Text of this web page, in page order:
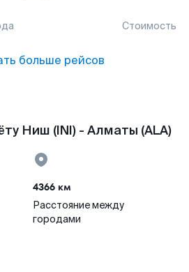
Стоимость
больше рейсов
Ниш (INI) - Алматы (ALA)
4366 км
Расстояние между
городами